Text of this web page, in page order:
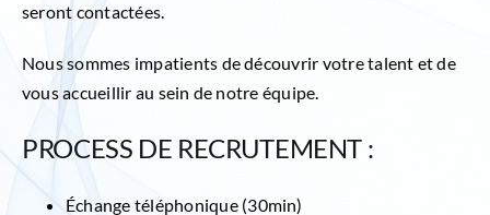
seront contactées.
Nous sommes impatients de découvrir votre talent et de
vous accueillir au sein de notre équipe.
PROCESS DE RECRUTEMENT :
Échange téléphonique (30min)